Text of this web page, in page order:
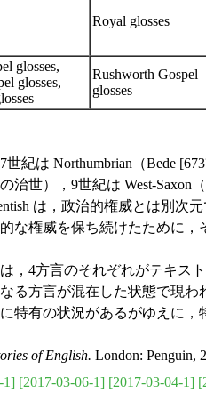
Royal glosses
glosses,
glosses,
Rushworth Gospel
glosses
紀は Northumbrian（Bede
治世），9世紀は West-Saxon
は，政治的権威とは別次
な権威を保ち続けたために
，4方言のそれぞれがテキス
る方言が混在した状態で現
特有の状況があるがゆえに
of English. London: Penguin,
1] [2017-03-06-1] [2017-03-04-1]